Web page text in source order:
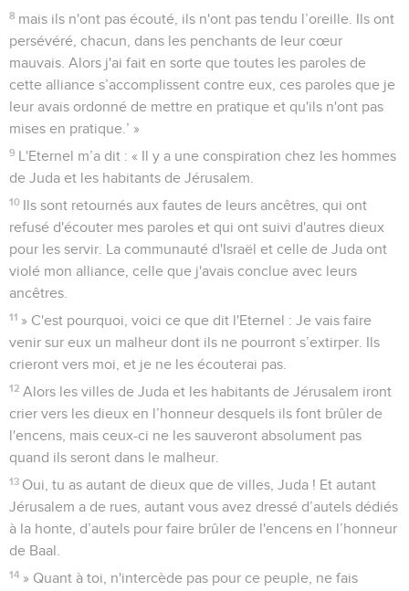
8 mais ils n'ont pas écouté, ils n'ont pas tendu l’oreille. Ils ont
persévéré, chacun, dans les penchants de leur cœur
mauvais. Alors j'ai fait en sorte que toutes les paroles de
cette alliance s’accomplissent contre eux, ces paroles que je
leur avais ordonné de mettre en pratique et qu'ils n'ont pas
mises en pratique.’ »
9 L'Eternel m’a dit : « Il y a une conspiration chez les hommes
de Juda et les habitants de Jérusalem.
10 Ils sont retournés aux fautes de leurs ancêtres, qui ont
refusé d'écouter mes paroles et qui ont suivi d'autres dieux
pour les servir. La communauté d'Israël et celle de Juda ont
violé mon alliance, celle que j'avais conclue avec leurs
ancêtres.
11 » C'est pourquoi, voici ce que dit l'Eternel : Je vais faire
venir sur eux un malheur dont ils ne pourront s’extirper. Ils
crieront vers moi, et je ne les écouterai pas.
12 Alors les villes de Juda et les habitants de Jérusalem iront
crier vers les dieux en l’honneur desquels ils font brûler de
l'encens, mais ceux-ci ne les sauveront absolument pas
quand ils seront dans le malheur.
13 Oui, tu as autant de dieux que de villes, Juda ! Et autant
Jérusalem a de rues, autant vous avez dressé d’autels dédiés
à la honte, d’autels pour faire brûler de l'encens en l’honneur
de Baal.
14 » Quant à toi, n'intercède pas pour ce peuple, ne fais